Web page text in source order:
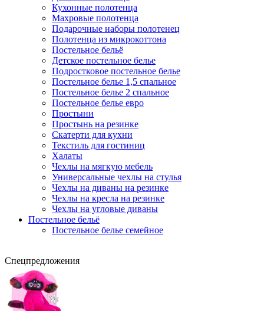
Кухонные полотенца
Махровые полотенца
Подарочные наборы полотенец
Полотенца из микрокоттона
Постельное бельё
Детское постельное белье
Подростковое постельное белье
Постельное белье 1,5 спальное
Постельное белье 2 спальное
Постельное белье евро
Простыни
Простынь на резинке
Скатерти для кухни
Текстиль для гостиниц
Халаты
Чехлы на мягкую мебель
Универсальные чехлы на стулья
Чехлы на диваны на резинке
Чехлы на кресла на резинке
Чехлы на угловые диваны
Постельное бельё
Постельное белье семейное
Спецпредложения